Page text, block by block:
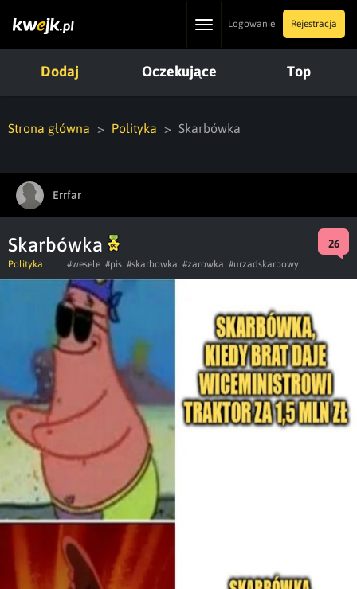
ToggleLogowanie Rejestracja
Dodaj Oczekujące Top
Strona główna Polityka Skarbówka
Errfar
Skarbówka 26
Polityka #wesele #pis #skarbowka #zarowka #urzadskarbowy